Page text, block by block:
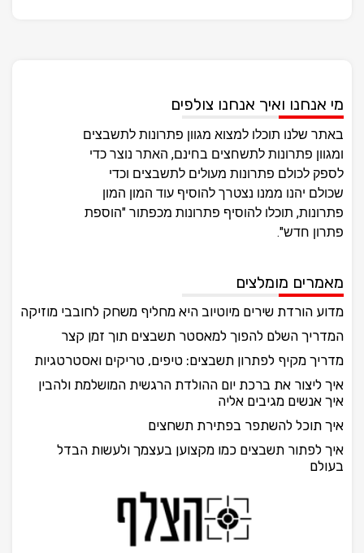
מי אנחנו ואיך אנחנו צולפים
באתר שלנו תוכלו למצוא מגוון פתרונות לתשבצים
ומגוון פתרונות לתשחצים בחינם, האתר נוצר כדי
לספק לכולם פתרונות מעולים לתשבצים וכדי
שכולם יהנו ממנו נצטרך להוסיף עוד המון המון
פתרונות, תוכלו להוסיף פתרונות מכפתור "הוספת
פתרון חדש".
מאמרים מומלצים
מדוע הורדת שירים מיוטיוב היא מחליף משחק לחובבי מוזיקה
המדריך השלם להפוך למאסטר תשבצים תוך זמן קצר
מדריך מקיף לפתרון תשבצים: טיפים, טריקים ואסטרטגיות
איך ליצור את ברכת יום ההולדת הרגשית המושלמת ולהבין
איך אנשים מגיבים אליה
איך תוכל להשתפר בפתירת תשחצים
איך לפתור תשבצים כמו מקצוען בעצמך ולעשות הבדל
בעולם